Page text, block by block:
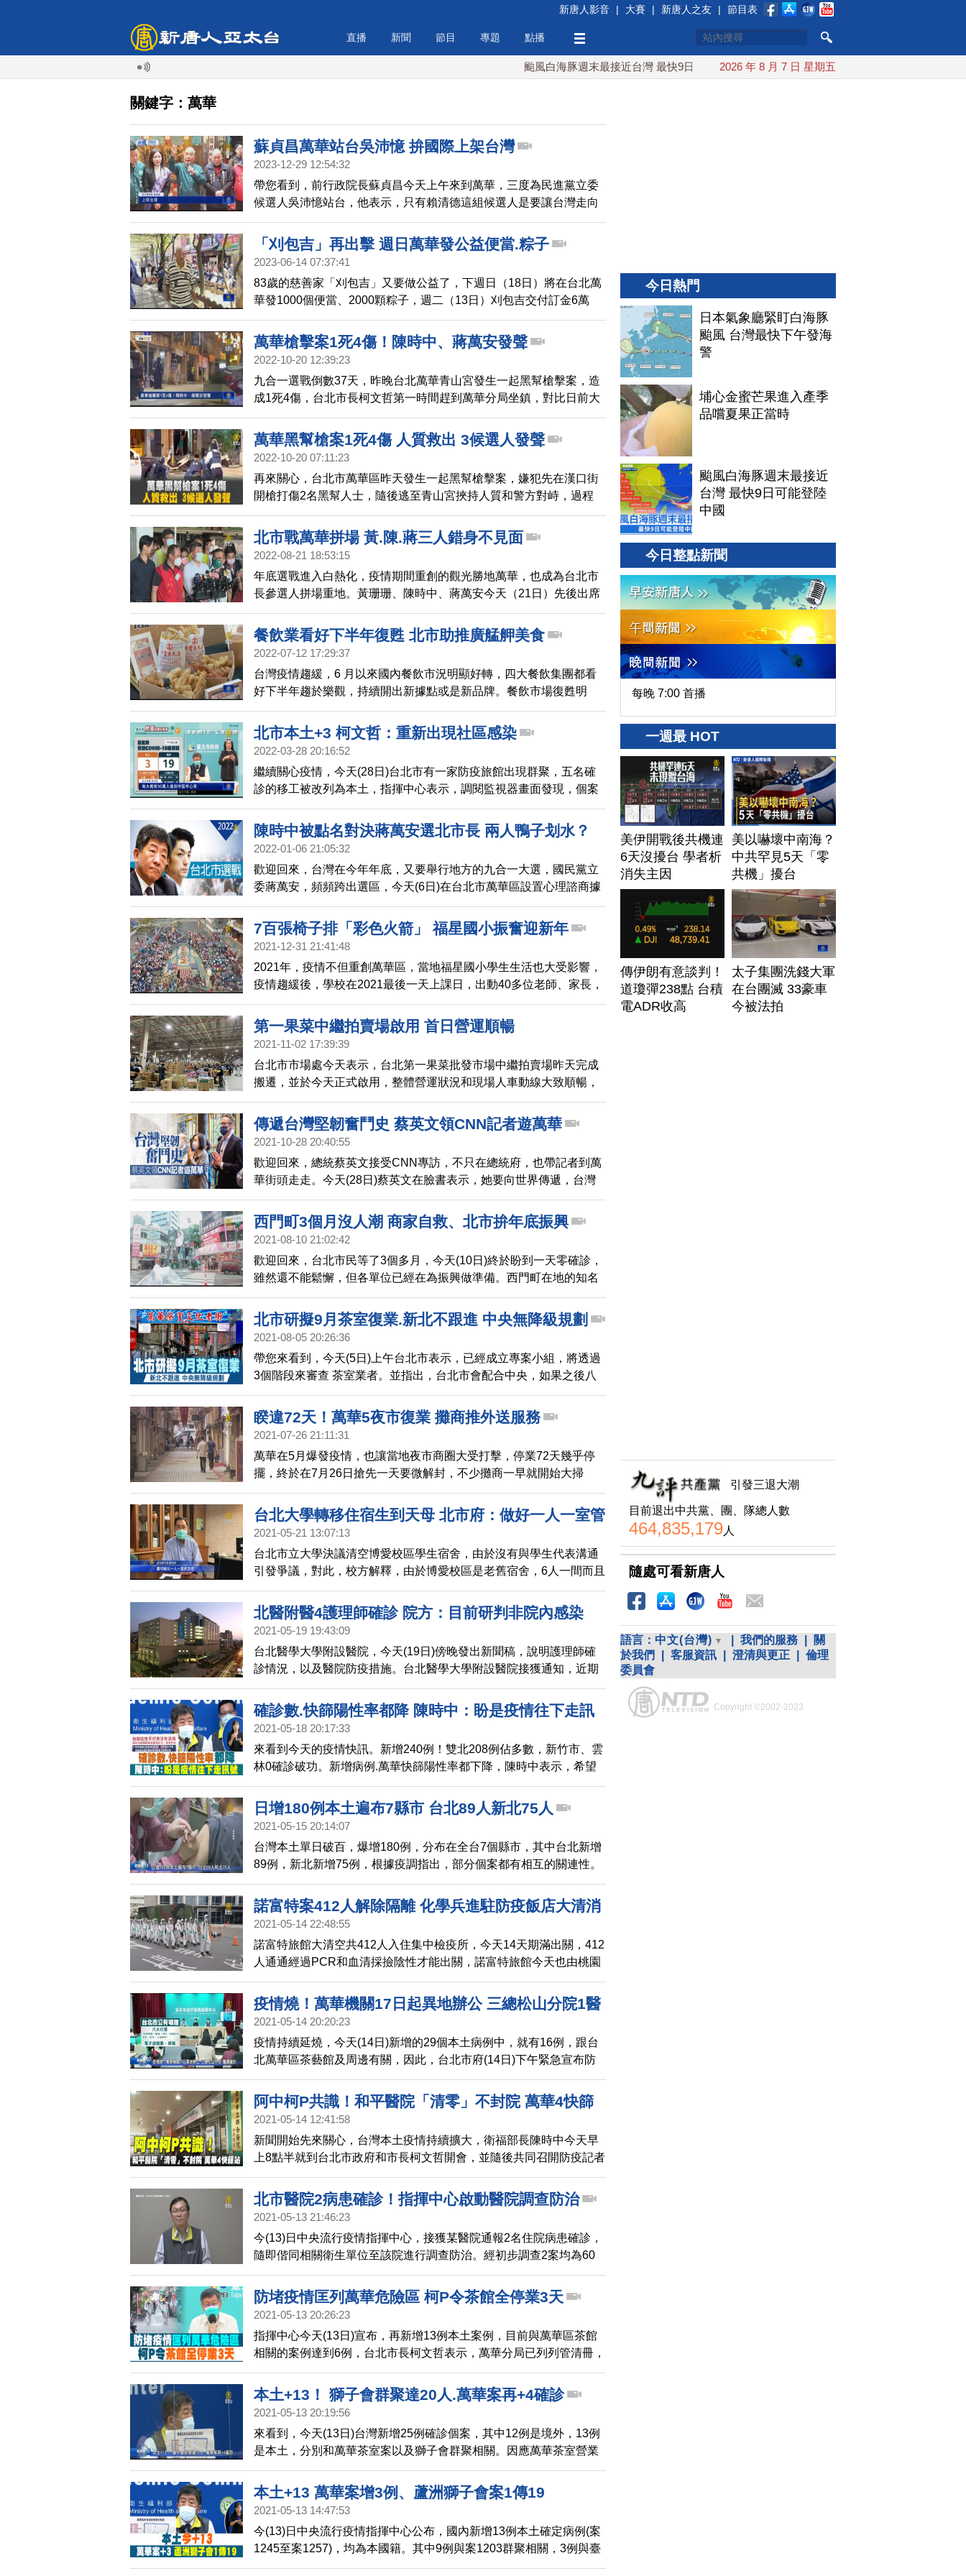
新唐人影音 | 大賽 | 新唐人之友 | 節目表
直播 新聞 節目 專題 點播
颱風白海豚週末最接近台灣 最快9日可能登陸中國 台灣漢光首結合城鎮演習 AIT連續發文讚「韌
2026 年 8 月 7 日 星期五
關鍵字：萬華
蘇貞昌萬華站台吳沛憶 拚國際上架台灣
2023-12-29 12:54:32
帶您看到，前行政院長蘇貞昌今天上午來到萬華，三度為民進黨立委
候選人吳沛憶站台，他表示，只有賴清德這組候選人是要讓台灣走向
國際，不是要去認同九二共識，並且要將自家立委送進國會，支持政
策。
「刈包吉」再出擊 週日萬華發公益便當.粽子
2023-06-14 07:37:41
83歲的慈善家「刈包吉」又要做公益了，下週日（18日）將在台北萬
華發1000個便當、2000顆粽子，週二（13日）刈包吉交付訂金6萬
元，業者還當場加碼300個便當，支持做公益，但現在詐騙爭猖獗，
被問到有被詐騙經驗？刈包吉驕傲說自己是老鳥，手機不認識的不會
接，彷彿就像一位反詐騙的代言人。
萬華槍擊案1死4傷！陳時中、蔣萬安發聲
2022-10-20 12:39:23
九合一選戰倒數37天，昨晚台北萬華青山宮發生一起黑幫槍擊案，造
成1死4傷，台北市長柯文哲第一時間趕到萬華分局坐鎮，對比日前大
雨釀災的SOP和作秀說，明顯不同，對此，台北市長候選人陳時中表
示，柯文哲有改過遷善。蔣萬安則提出，要提升警察的防護裝備。
萬華黑幫槍案1死4傷 人質救出 3候選人發聲
2022-10-20 07:11:23
再來關心，台北市萬華區昨天發生一起黑幫槍擊案，嫌犯先在漢口街
開槍打傷2名黑幫人士，隨後逃至青山宮挾持人質和警方對峙，過程
中，還有1名警察和1位民眾槍傷，共4名傷者送醫，在與大批警力對
峙後，犯嫌釋放人質，持槍自殺身亡。對此，警政署長黃明昭表示，
受傷員警目前情況穩定，有信心將案件偵破。另外，台北市三名候選
安，民進黨陳時中說，要讓民眾免於恐懼，應加強員警巡邏；實施重
點守望等方式進行，提升員警們裝配備。國民黨蔣萬安則說，要求警
方展現鐵腕跟決心，立即釐清案情
北市戰萬華拼場 黃.陳.蔣三人錯身不見面
2022-08-21 18:53:15
年底選戰進入白熱化，疫情期間重創的觀光勝地萬華，也成為台北市
長參選人拼場重地。黃珊珊、陳時中、蔣萬安今天（21日）先後出席
環南市場中元普渡，三人卻是行程錯開不同台。
餐飲業看好下半年復甦 北市助推廣艋舺美食
2022-07-12 17:29:37
台灣疫情趨緩，6 月以來國內餐飲市況明顯好轉，四大餐飲集團都看
好下半年趨於樂觀，持續開出新據點或是新品牌。餐飲市場復甦明
顯，北市府也祭出優惠活動，推廣萬華美食。
北市本土+3 柯文哲：重新出現社區感染
2022-03-28 20:16:52
繼續關心疫情，今天(28日)台北市有一家防疫旅館出現群聚，五名確
診的移工被改列為本土，指揮中心表示，調閱監視器畫面發現，個案
檢疫期間有「不尋常開關房門」，懷疑是移工開門聊天造成傳染。此
外，台灣本土疫情延燒，台北市本土個案今天有新增3例。
陳時中被點名對決蔣萬安選北市長 兩人鴨子划水？
2022-01-06 21:05:32
歡迎回來，台灣在今年年底，又要舉行地方的九合一大選，國民黨立
委蔣萬安，頻頻跨出選區，今天(6日)在台北市萬華區設置心理諮商據
點，被解讀是要備戰台北市長選舉。傳出衛福部長陳時中，有可能參
選，蔣萬安說，現階段最重要還是在各自崗位，守住疫情。
7百張椅子排「彩色火箭」 福星國小振奮迎新年
2021-12-31 21:41:48
2021年，疫情不但重創萬華區，當地福星國小學生生活也大受影響，
疫情趨緩後，學校在2021最後一天上課日，出動40多位老師、家長，
用7百多張椅子排出彩色火箭，跟2022字樣，讓學生們提前迎新年。
第一果菜中繼拍賣場啟用 首日營運順暢
2021-11-02 17:39:39
台北市市場處今天表示，台北第一果菜批發市場中繼拍賣場昨天完成
搬遷，並於今天正式啟用，整體營運狀況和現場人車動線大致順暢，
後續將加強新舊拍賣場通道照明等措施。
傳遞台灣堅韌奮鬥史 蔡英文領CNN記者遊萬華
2021-10-28 20:40:55
歡迎回來，總統蔡英文接受CNN專訪，不只在總統府，也帶記者到萬
華街頭走走。今天(28日)蔡英文在臉書表示，她要向世界傳遞，台灣
的故事是堅韌不屈的奮鬥史，相信世界不能缺少台灣這股良善力量。
西門町3個月沒人潮 商家自救、北市拚年底振興
2021-08-10 21:02:42
歡迎回來，台北市民等了3個多月，今天(10日)終於盼到一天零確診，
雖然還不能鬆懈，但各單位已經在為振興做準備。西門町在地的知名
滷味店老闆就發起振興活動，只要消費滿額就送其他店家的抵用券，
希望互相幫忙，度過難關。
北市研擬9月茶室復業.新北不跟進 中央無降級規劃
2021-08-05 20:26:36
帶您來看到，今天(5日)上午台北市表示，已經成立專案小組，將透過
3個階段來審查 茶室業者。並指出，台北市會配合中央，如果之後八
大開放，疫情在可控範圍內，不排除讓準備好的萬華茶室業者，在9月
復業，不過，中央防疫指揮中心表示，8月9日以後並沒有降級規劃，
八大行業目前不在開放項目，新北市也沒有跟進。
睽違72天！萬華5夜市復業 攤商推外送服務
2021-07-26 21:11:31
萬華在5月爆發疫情，也讓當地夜市商圈大受打擊，停業72天幾乎停
擺，終於在7月26日搶先一天要微解封，不少攤商一早就開始大掃
除，要為晚上開業做準備，商圈也祭出措施，實聯制、攤位降載外，
也將啟動5座消毒門在夜市入口，做好防疫準備。
台北大學轉移住宿生到天母 北市府：做好一人一室管
控
2021-05-21 13:07:13
台北市立大學決議清空博愛校區學生宿舍，由於沒有與學生代表溝通
引發爭議，對此，校方解釋，由於博愛校區是老舊宿舍，6人一間而且
是共用衛浴，不符合防疫規定，再加上這幾天有學生發燒，才會做這
項決定，北市府則表示，尊重大學自治。
北醫附醫4護理師確診 院方：目前研判非院內感染
2021-05-19 19:43:09
台北醫學大學附設醫院，今天(19日)傍晚發出新聞稿，說明護理師確
診情況，以及醫院防疫措施。台北醫學大學附設醫院接獲通知，近期
聚會同行友人居住於萬華的家人確診，隨即主動通報院方並接受篩
檢，5月16日深夜兩位病房護理師確診、5月17日上午病房及手術室兩
位護理師確診，總計四位同仁確診，目前研判非院內感染。
確診數.快篩陽性率都降 陳時中：盼是疫情往下走訊
號
2021-05-18 20:17:33
來看到今天的疫情快訊。新增240例！雙北208例佔多數，新竹市、雲
林0確診破功。新增病例.萬華快篩陽性率都下降，陳時中表示，希望
是疫情往下走訊號。外交部表示，會積極爭取高品質疫苗，協助友邦
互不排擠。而為了要擴增集中檢疫所，行政院將徵用政府機關、閒置
軍營。
日增180例本土遍布7縣市 台北89人新北75人
2021-05-15 20:14:07
台灣本土單日破百，爆增180例，分布在全台7個縣市，其中台北新增
89例，新北新增75例，根據疫調指出，部分個案都有相互的關連性。
諾富特案412人解除隔離 化學兵進駐防疫飯店大清消
2021-05-14 22:48:55
諾富特旅館大清空共412人入住集中檢疫所，今天14天期滿出關，412
人通通經過PCR和血清採撿陰性才能出關，諾富特旅館今天也由桃園
市環保局和化學兵，再一次的清潔消毒，預計當機組員之後居家簡易
場地，但恢復營運時程仍待討論。
疫情燒！萬華機關17日起異地辦公 三總松山分院1醫
護確診
2021-05-14 20:20:23
疫情持續延燒，今天(14日)新增的29個本土病例中，就有16例，跟台
北萬華區茶藝館及周邊有關，因此，台北市府(14日)下午緊急宣布防
疫升級，萬華區所有公有機關，下週一開始，全部採異地辦公，另
外，明天起台北市的公有場館、八大行業、電子遊戲業及網咖，全部
停業。
阿中柯P共識！和平醫院「清零」不封院 萬華4快篩
站
2021-05-14 12:41:58
新聞開始先來關心，台灣本土疫情持續擴大，衛福部長陳時中今天早
上8點半就到台北市政府和市長柯文哲開會，並隨後共同召開防疫記者
會，陳時中表示，北市聯醫和平院區目前沒有封院的問題，中央跟地
方會一起努力，讓醫院風險歸零，逐步恢復醫療量能，是大家最大共
識。
北市醫院2病患確診！指揮中心啟動醫院調查防治
2021-05-13 21:46:23
今(13)日中央流行疫情指揮中心，接獲某醫院通報2名住院病患確診，
隨即偕同相關衛生單位至該院進行調查防治。經初步調查2案均為60
多歲之男性及女性，係於5月9日至該院急診就醫，並分別於當日及隔
(5/10)日入住該院不同病房
防堵疫情匡列萬華危險區 柯P令茶館全停業3天
2021-05-13 20:26:23
指揮中心今天(13日)宣布，再新增13例本土案例，目前與萬華區茶館
相關的案例達到6例，台北市長柯文哲表示，萬華分局已列列管清冊，
要172家清茶館、飲酒店先暫時停業三天，並匡列危險區域，要求停
止群聚性行為。
本土+13！ 獅子會群聚達20人.萬華案再+4確診
2021-05-13 20:19:56
來看到，今天(13日)台灣新增25例確診個案，其中12例是境外，13例
是本土，分別和萬華茶室案以及獅子會群聚相關。因應萬華茶室營業
樣態特殊，環境相對複雜，指揮中心針對龍山寺周邊區域，匡出一個
範圍，回溯從4月15日起有到附近活動的民眾，一共發送60萬封細胞
簡訊，提醒民眾注意身體狀況，有症狀要及時採檢。
本土+13 萬華案增3例、蘆洲獅子會案1傳19
2021-05-13 14:47:53
今(13)日中央流行疫情指揮中心公布，國內新增13例本土確定病例(案
1245至案1257)，均為本國籍。其中9例與案1203群聚相關，3例與臺
北市萬華區茶藝館群聚相關，1例感染源待釐清。
今日熱門
日本氣象廳緊盯白海豚
颱風 台灣最快下午發海
警
埔心金蜜芒果進入產季
品嚐夏果正當時
颱風白海豚週末最接近
台灣 最快9日可能登陸
中國
今日整點新聞
每晚 7:00 首播
一週最 HOT
美伊開戰後共機連
6天沒擾台 學者析
消失主因
美以嚇壞中南海？
中共罕見5天「零
共機」擾台
傳伊朗有意談判！
道瓊彈238點 台積
電ADR收高
太子集團洗錢大軍
在台團滅 33豪車
今被法拍
引發三退大潮
目前退出中共黨、團、隊總人數
464,835,179人
隨處可看新唐人
語言： 中文(台灣) 我們的服務
關
於我們
客服資訊 澄清與更正
倫理
委員會
Copyright ©2002-2023